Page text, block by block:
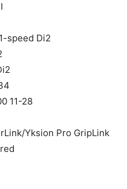
speed Di2
11-28
Yksion Pro GripLink